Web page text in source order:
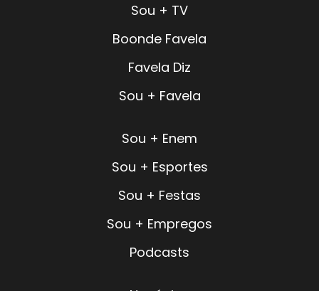
Sou + TV
Boonde Favela
Favela Diz
Sou + Favela
Sou + Enem
Sou + Esportes
Sou + Festas
Sou + Empregos
Podcasts